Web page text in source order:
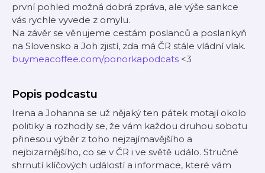
první pohled možná dobrá zpráva, ale výše sankce
vás rychle vyvede z omylu.
Na závěr se věnujeme cestám poslanců a poslankyň
na Slovensko a Joh zjistí, zda má ČR stále vládní vlak.
⁠buymeacoffee.com/ponorkapodcats⁠⁠ <3
Popis podcastu
Irena a Johanna se už nějaký ten pátek motají okolo
politiky a rozhodly se, že vám každou druhou sobotu
přinesou výběr z toho nejzajímavějšího a
nejbizarnějšího, co se v ČR i ve světě událo. Stručné
shrnutí klíčových událostí a informace, které vám